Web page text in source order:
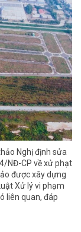
Nghị định sửa
NĐ-CP về xử phạt
được xây dựng
Xử lý vi phạm
liên quan, đáp